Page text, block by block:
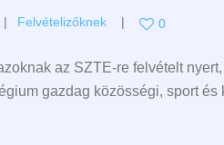
Felvételizőknek 0
az SZTE-re felvételt
gazdag közösségi, sport